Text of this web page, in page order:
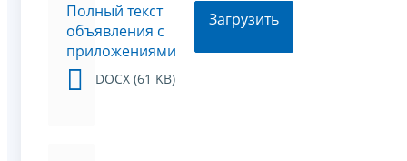
Полный текст
объявления с
приложениями
DOCX (61 KB)
Загрузить